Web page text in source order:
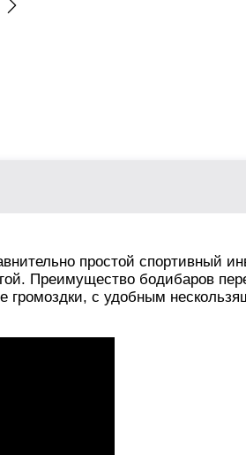
простой спортивный
Преимущество бодибаров
громоздки, с удобным